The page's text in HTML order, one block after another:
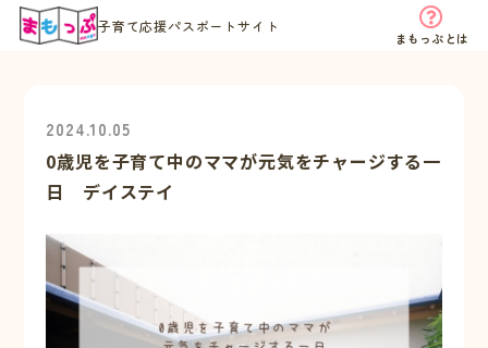
子育て応援パスポートサイト
まもっぷとは
2024.10.05
0歳児を子育て中のママが元気をチャージする一
日 デイステイ